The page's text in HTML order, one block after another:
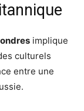
implique
culturels
entre une